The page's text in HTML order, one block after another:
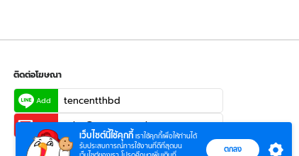
ติดต่อโฆษณา
Add tencentthbd
Email sales@tencent.co.th
เว็บไซต์นี้ใช้คุกกี้ เราใช้คุกกี้เพื่อให้ท่านได้
รับประสบการณ์การใช้งานที่ดีที่สุดบน
ตกลง